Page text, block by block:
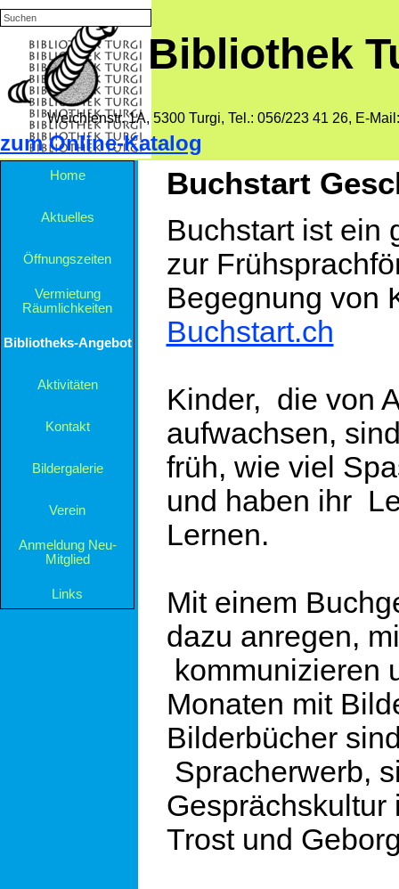
Direkt zum Seiteninhalt
Bibliothek
Weichlenstr. 1A, 5300 Turgi, Tel.: 056/223 41 26, E-Mail:
zum Online-Katalog
Home
Aktuelles
Öffnungszeiten
Vermietung
Räumlichkeiten
▼
Bibliotheks-Angebot ▼
Aktivitäten
Kontakt ▼
Bildergalerie ▼
Verein ▼
Anmeldung Neu-
Mitglied
Links
Buchstart
Buchstart ist ein
zur
Begegnung von
Buchstart.ch
Kinder, die von
aufwachsen,
früh, wie viel
und haben ihr
Lernen.
Mit einem
dazu anregen,
kommunizieren
Monaten mit
Bilderbücher
Spracherwerb,
Trost und